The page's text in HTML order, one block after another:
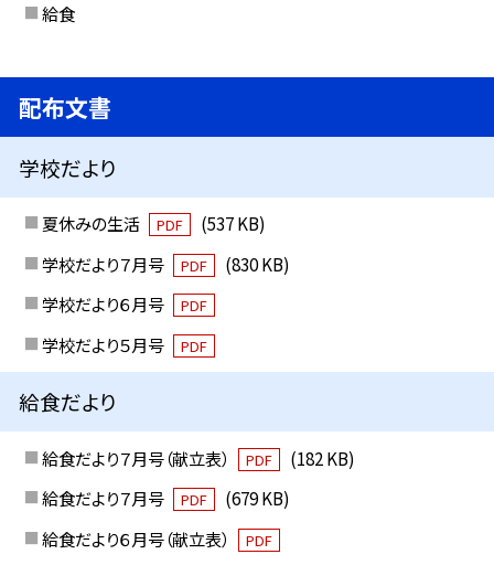
給食
配布文書
学校だより
夏休みの生活 PDF
(537 KB)
学校だより７月号
PDF
(830 KB)
学校だより６月号
PDF
学校だより５月号 PDF
給食だより
給食だより７月号（献立表） PDF
(182 KB)
給食だより７月号
PDF
(679 KB)
給食だより６月号（献立表）
PDF